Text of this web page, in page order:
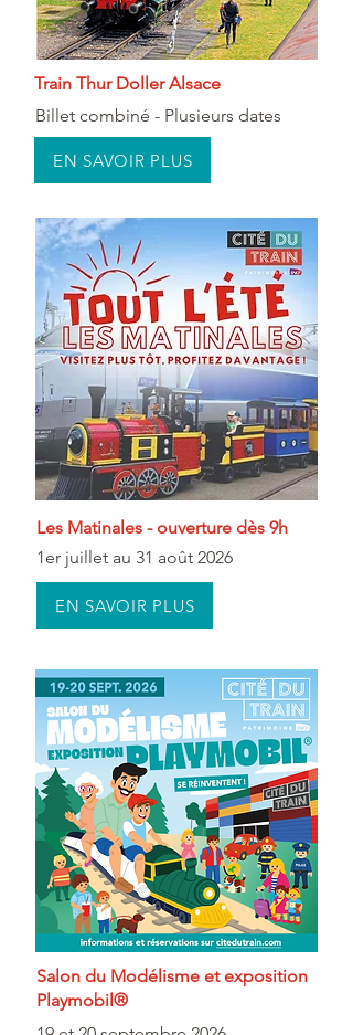
Train Thur Doller Alsace
Billet combiné - Plusieurs dates
EN SAVOIR PLUS
Les Matinales - ouverture dès 9h
1er juillet au 31 août 2026
EN SAVOIR PLUS
Salon du Modélisme et exposition
Playmobil®